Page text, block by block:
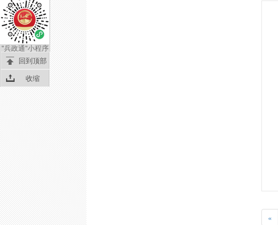
«
"兵政通"小程序
回到顶部
收缩